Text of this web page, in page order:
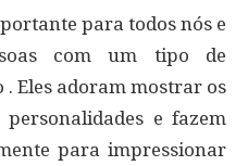
para todos nós e
com um tipo de
Eles adoram mostrar os
e fazem
para impressionar